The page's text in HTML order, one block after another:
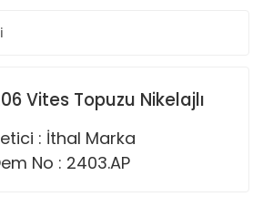
Vites Topuzu Nikelajlı
: İthal Marka
No : 2403.AP